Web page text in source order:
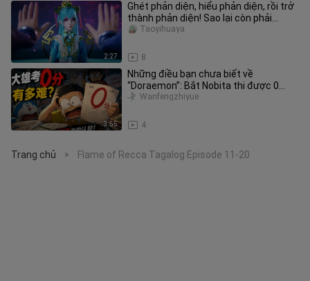
2:27
Ghét phản diện, hiểu phản diện, rồi trở
thành phản diện! Sao lại còn phải
thưởng cho hắn chứ?
8
Taoyihuaya
3:55
Những điều bạn chưa biết về
“Doraemon”: Bắt Nobita thi được 0
điểm khó đến mức nào?
4
Wanfengzhiyue
Trang chủ > Flame of Recca Tagalog Episode 11-20